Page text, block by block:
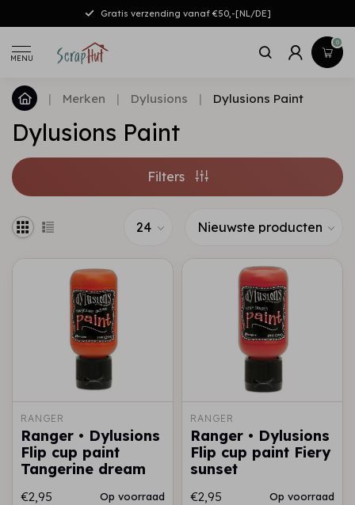
Gratis verzending vanaf €50,-[NL/DE]
MENU
0
| Merken | Dylusions | Dylusions Paint
Dylusions Paint
Filters
RANGER
Ranger • Dylusions
Flip cup paint
Tangerine dream
€2,95 Op voorraad
RANGER
Ranger • Dylusions
Flip cup paint Fiery
sunset
€2,95 Op voorraad